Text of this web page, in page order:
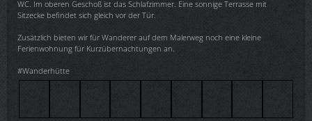
WC. Im oberen Geschoß ist das Schlafzimmer. Eine sonnige Terrasse mit
Sitzecke befindet sich gleich vor der Tür.
Zusätzlich bieten wir für Wanderer auf dem Malerweg noch eine kleine
Ferienwohnung für Kurzübernachtungen an.
#Wanderhütte